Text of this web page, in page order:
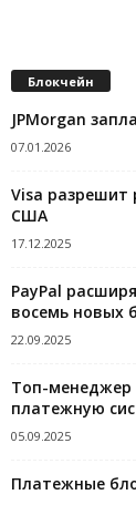
Блокчейн
JPMorgan
07.01.2026
Visa разрешит
США
17.12.2025
PayPal
восемь новых
22.09.2025
Топ-менеджер
платежную
05.09.2025
Платежные